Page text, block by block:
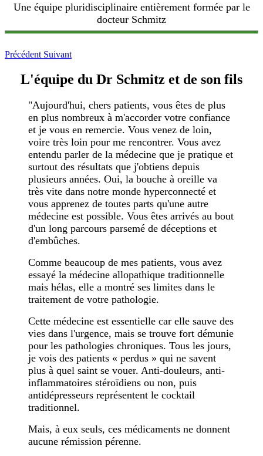
Une équipe pluridisciplinaire entièrement formée par le
docteur Schmitz
Précédent Suivant
L'équipe du Dr Schmitz et de son fils
"Aujourd'hui, chers patients, vous êtes de plus
en plus nombreux à m'accorder votre confiance
et je vous en remercie. Vous venez de loin,
voire très loin pour me rencontrer. Vous avez
entendu parler de la médecine que je pratique et
surtout des résultats que j'obtiens depuis
plusieurs années. Oui, la bouche à oreille va
très vite dans notre monde hyperconnecté et
vous apprenez de toutes parts qu'une autre
médecine est possible. Vous êtes arrivés au bout
d'un long parcours parsemé de déceptions et
d'embûches.
Comme beaucoup de mes patients, vous avez
essayé la médecine allopathique traditionnelle
mais hélas, elle a montré ses limites dans le
traitement de votre pathologie.
Cette médecine est essentielle car elle sauve des
vies dans l'urgence, mais se trouve fort démunie
pour les pathologies chroniques. Tous les jours,
je vois des patients « perdus » qui ne savent
plus à quel saint se vouer. Anti-douleurs, anti-
inflammatoires stéroïdiens ou non, puis
antidépresseurs représentent le cocktail
traditionnel.
Mais, à eux seuls, ces médicaments ne donnent
aucune rémission pérenne.